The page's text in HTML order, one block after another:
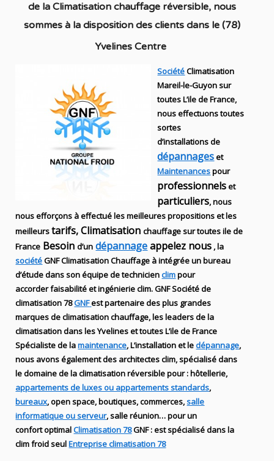
de la Climatisation chauffage réversible, nous
sommes à la disposition des clients dans le (78)
Yvelines Centre
SociétéClimatisation
Mareil-le-Guyon sur
toutes L’ile de France,
nous effectuons toutes
sortes
d’installationsde
dépannageset
Maintenancespour
professionnelset
particuliers, nous
nous efforçons à effectué les meilleures propositions et les
meilleurstarifs, Climatisationchauffage sur toutes ile de
France Besoind’un dépannageappelez nous , la
sociétéGNFClimatisation Chauffage à intégrée un bureau
d’étude dans son équipe de technicienclimpour
accorder faisabilité et ingénierieclim.GNFSociété de
climatisation 78GNFest partenaire des plus grandes
marques declimatisation chauffage, les leadersde la
climatisation dans les Yvelines et toutes L’ile de France
Spécialiste delamaintenance, L’installationet ledépannage,
nous avons également des architectes clim,spécialisé dans
le domaine de laclimatisation réversiblepour : hôtellerie,
appartements de luxes ou appartements standards,
bureaux, open space, boutiques, commerces,salle
informatique ou serveur, salle réunion… pour un
confort optimalClimatisation 78GNF:estspécialisédans la
climfroid seulEntreprise climatisation 78